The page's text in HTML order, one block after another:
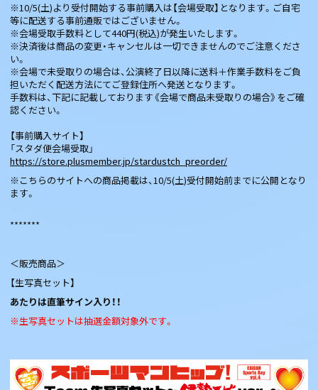
※10/5(土)より受付開始する事前購入は【会場受取】となります。ご自宅
等に配送する事前通販ではございません。
※会場受取手数料として440円(税込)が発生いたします。
※決済後は商品の変更・キャンセルは一切できませんのでご注意くださ
い。
※会場で未受取りの場合は、公演終了日以降に送料＋作業手数料をご負
担いただく配送方法にてご登録住所へ発送となります。
手数料は、下記に記載しております《会場で商品未受取りの場合》をご確
認ください。
【事前購入サイト】
「スタダ便会場受取」
https://store.plusmember.jp/stardustch_preorder/
※こちらのサイトへの商品掲載は、10/5(土)受付開始前までに公開となり
ます。
*******
＜販売商品＞
【生写真セット】
あたりは直筆サイン入り！！
※生写真セットは抽選金額対象外です。